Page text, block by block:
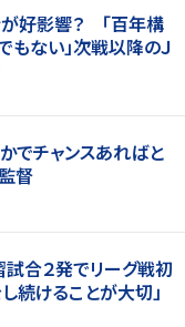
好影響？ 「百年構
もない」次戦以降のＪ
かでチャンスあればと
督
試合２発でリーグ戦初
続けることが大切」